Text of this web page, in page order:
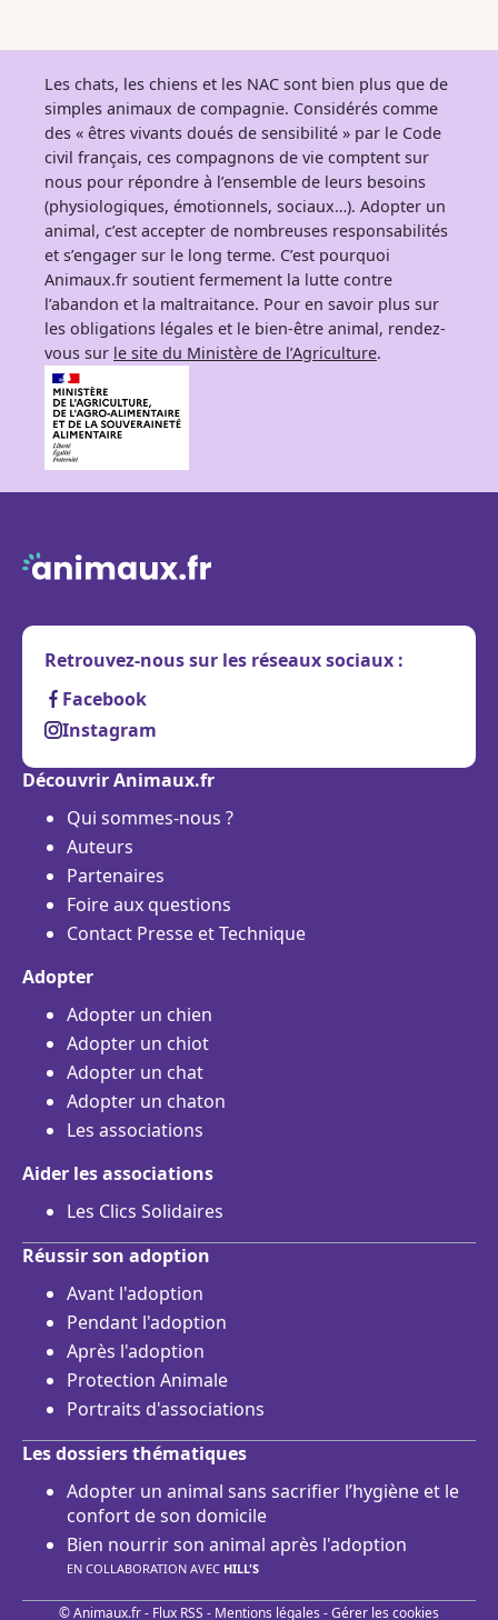
Les chats, les chiens et les NAC sont bien plus que de
simples animaux de compagnie. Considérés comme
des « êtres vivants doués de sensibilité » par le Code
civil français, ces compagnons de vie comptent sur
nous pour répondre à l’ensemble de leurs besoins
(physiologiques, émotionnels, sociaux…). Adopter un
animal, c’est accepter de nombreuses responsabilités
et s’engager sur le long terme. C’est pourquoi
Animaux.fr soutient fermement la lutte contre
l’abandon et la maltraitance. Pour en savoir plus sur
les obligations légales et le bien-être animal, rendez-
vous sur le site du Ministère de l’Agriculture.
Retrouvez-nous sur les réseaux sociaux :
Facebook
Instagram
Découvrir Animaux.fr
Qui sommes-nous ?
Auteurs
Partenaires
Foire aux questions
Contact Presse et Technique
Adopter
Adopter un chien
Adopter un chiot
Adopter un chat
Adopter un chaton
Les associations
Aider les associations
Les Clics Solidaires
Réussir son adoption
Avant l'adoption
Pendant l'adoption
Après l'adoption
Protection Animale
Portraits d'associations
Les dossiers thématiques
Adopter un animal sans sacrifier l’hygiène et le
confort de son domicile
Bien nourrir son animal après l'adoption
EN COLLABORATION AVEC HILL'S
© Animaux.fr - Flux RSS - Mentions légales -Gérer les cookies